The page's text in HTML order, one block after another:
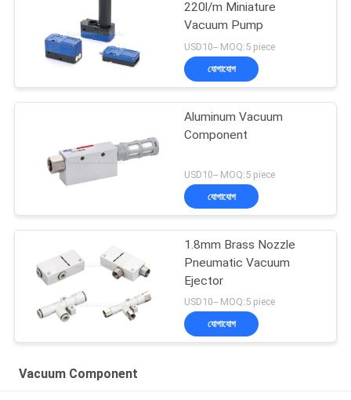
220l/m Miniature
Vacuum Pump
USD10-- MOQ:5 piece
যোগাযোগ
Aluminum Vacuum
Component
USD10-- MOQ:5 piece
যোগাযোগ
1.8mm Brass Nozzle
Pneumatic Vacuum
Ejector
USD10-- MOQ:5 piece
যোগাযোগ
Vacuum Component